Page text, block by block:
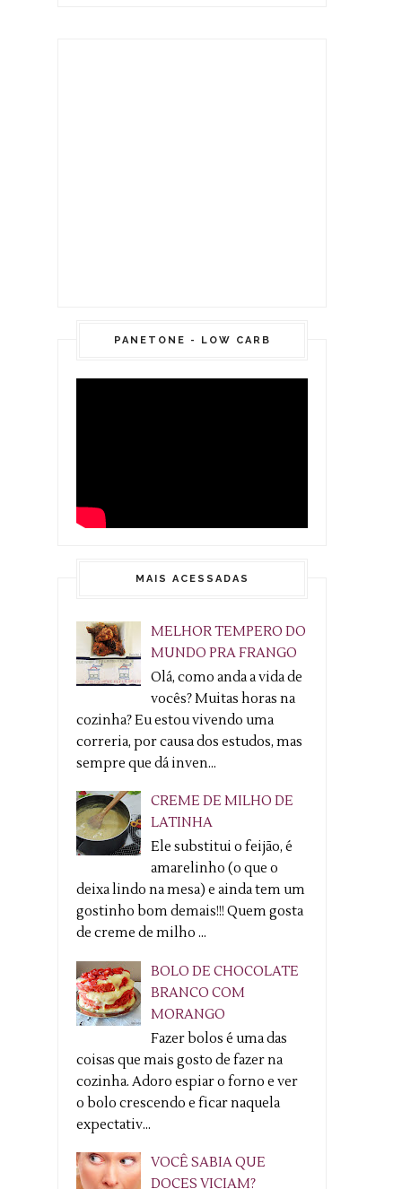
PANETONE - LOW CARB
MAIS ACESSADAS
MELHOR TEMPERO DO
MUNDO PRA FRANGO
Olá, como anda a vida de
vocês? Muitas horas na
cozinha? Eu estou vivendo uma
correria, por causa dos estudos, mas
sempre que dá inven...
CREME DE MILHO DE
LATINHA
Ele substitui o feijão, é
amarelinho (o que o
deixa lindo na mesa) e ainda tem um
gostinho bom demais!!! Quem gosta
de creme de milho ...
BOLO DE CHOCOLATE
BRANCO COM
MORANGO
Fazer bolos é uma das
coisas que mais gosto de fazer na
cozinha. Adoro espiar o forno e ver
o bolo crescendo e ficar naquela
expectativ...
VOCÊ SABIA QUE
DOCES VICIAM?